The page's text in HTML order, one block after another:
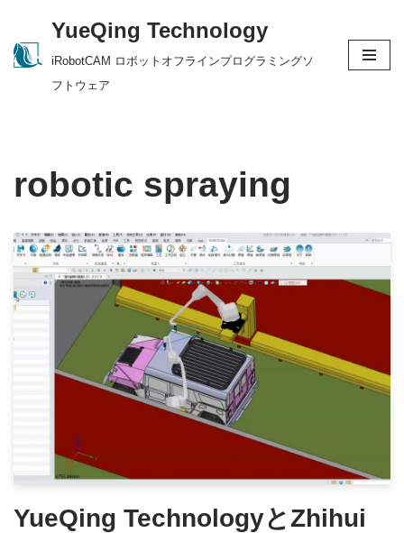
Skip
YueQing Technology
iRobotCAM ロボットオフラインプログラミングソ
フトウェア
robotic spraying
YueQing TechnologyとZhihui